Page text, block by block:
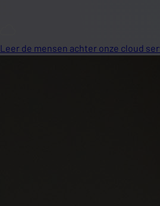
Leer de mensen achter onze cloud